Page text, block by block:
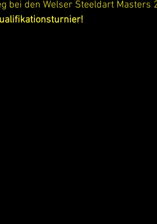
bei den Welser Steeldart Masters